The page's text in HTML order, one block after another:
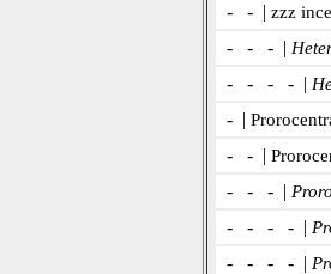
- - | zzz
- - - |
- - - - |
- |
- - |
- - - |
- - - - |
- - - - |